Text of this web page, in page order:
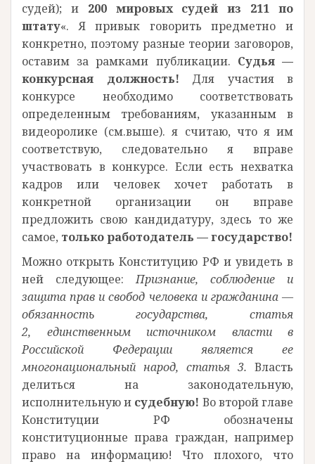
судей); и 200 мировых судей из 211 по
штату«. Я привык говорить предметно и
конкретно, поэтому разные теории заговоров,
оставим за рамками публикации. Судья —
конкурсная должность! Для участия в
конкурсе необходимо соответствовать
определенным требованиям, указанным в
видеоролике (см.выше). я считаю, что я им
соответствую, следовательно я вправе
участвовать в конкурсе. Если есть нехватка
кадров или человек хочет работать в
конкретной организации он вправе
предложить свою кандидатуру, здесь то же
самое, только работодатель — государство!
Можно открыть Конституцию РФ и увидеть в
ней следующее:Признание, соблюдение и
защита прав и свобод человека и гражданина —
обязанность государства, статья
2, единственным источником власти в
Российской Федерации является ее
многонациональный народ, статья 3. Власть
делиться на законодательную,
исполнительную и судебную! Во второй главе
Конституции РФ обозначены
конституционные права граждан, например
право на информацию! Что плохого, что